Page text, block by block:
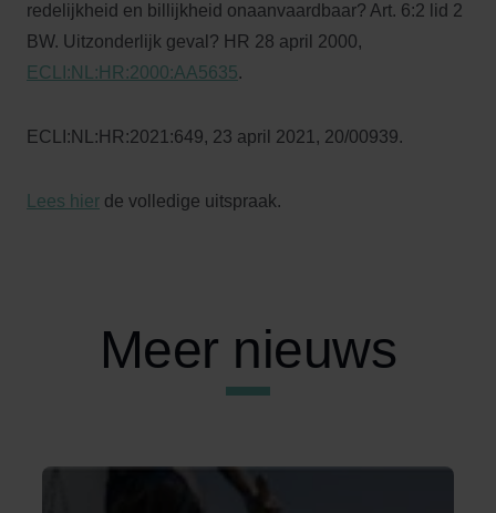
redelijkheid en billijkheid onaanvaardbaar? Art. 6:2 lid 2
BW. Uitzonderlijk geval? HR 28 april 2000,
ECLI:NL:HR:2000:AA5635.
ECLI:NL:HR:2021:649, 23 april 2021, 20/00939.
Lees hier de volledige uitspraak.
Meer nieuws